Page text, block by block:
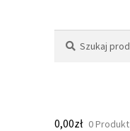
0,00zł 0 Produkt